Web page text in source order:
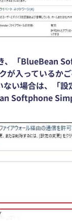
、「BlueBean
が入っているか
ない場合は、「設
Softphone